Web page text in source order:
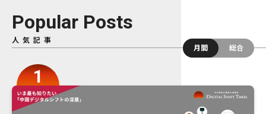
Popular Posts
人気記事
月間
総合